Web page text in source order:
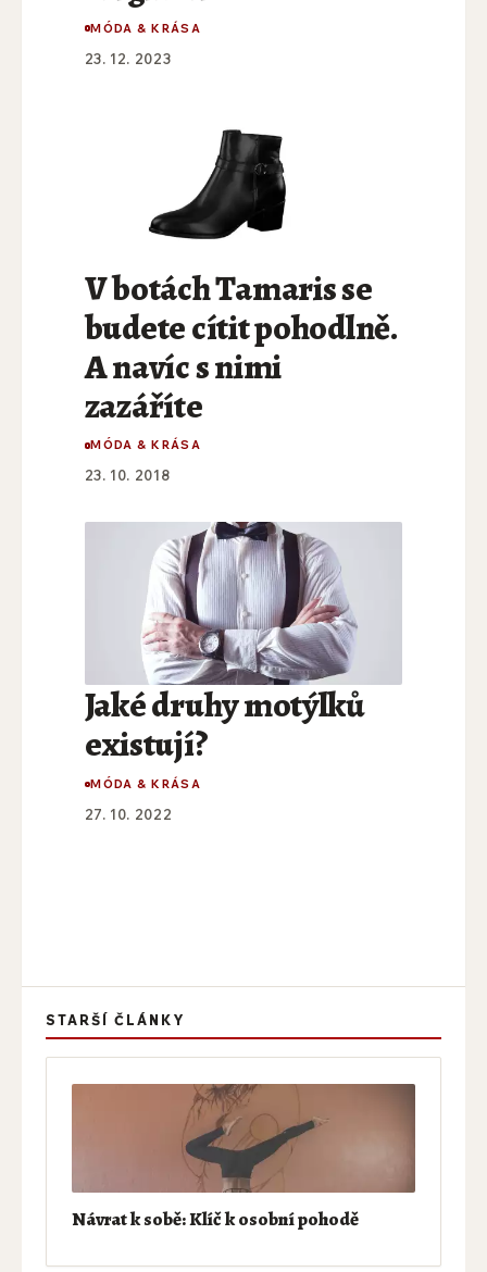
MÓDA & KRÁSA
23. 12. 2023
V botách Tamaris se
budete cítit pohodlně.
A navíc s nimi
zazáříte
MÓDA & KRÁSA
23. 10. 2018
Jaké druhy motýlků
existují?
MÓDA & KRÁSA
27. 10. 2022
STARŠÍ ČLÁNKY
Návrat k sobě: Klíč k osobní pohodě